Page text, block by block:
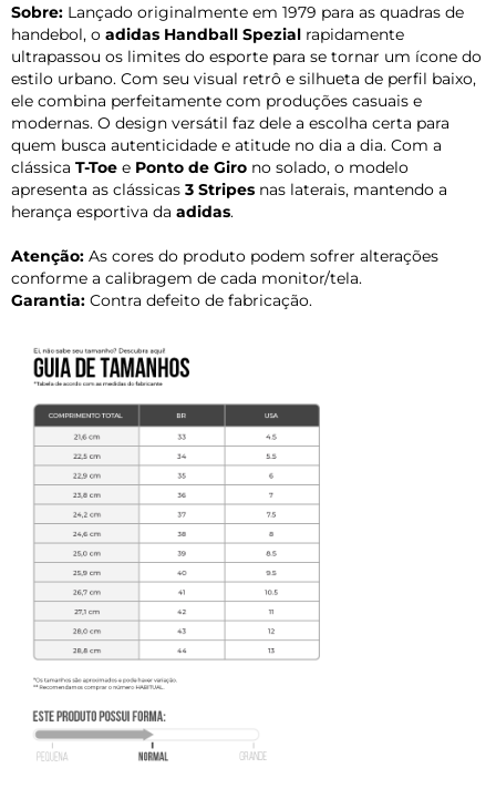
Sobre: Lançado originalmente em 1979 para as quadras de
handebol, o adidas Handball Spezial rapidamente
ultrapassou os limites do esporte para se tornar um ícone do
estilo urbano. Com seu visual retrô e silhueta de perfil baixo,
ele combina perfeitamente com produções casuais e
modernas. O design versátil faz dele a escolha certa para
quem busca autenticidade e atitude no dia a dia. Com a
clássica T-Toe e Ponto de Giro no solado, o modelo
apresenta as clássicas 3 Stripes nas laterais, mantendo a
herança esportiva da adidas.
Atenção: As cores do produto podem sofrer alterações
conforme a calibragem de cada monitor/tela.
Garantia: Contra defeito de fabricação.